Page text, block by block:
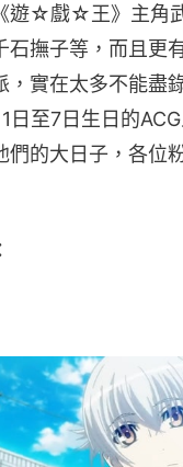
遊☆戲☆王》主角
石撫子等，而且更
，實在太多不能盡
日至7日生日的
們的大日子，各位